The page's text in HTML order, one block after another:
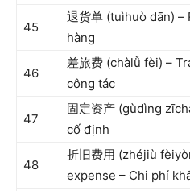
45
退货单 (tuìhuò dān)
hàng
46
差旅费 (chàlǚ fèi) –
công tác
47
固定资产 (gùdìng
cố định
48
折旧费用 (zhéjiù
expense – Chi phí